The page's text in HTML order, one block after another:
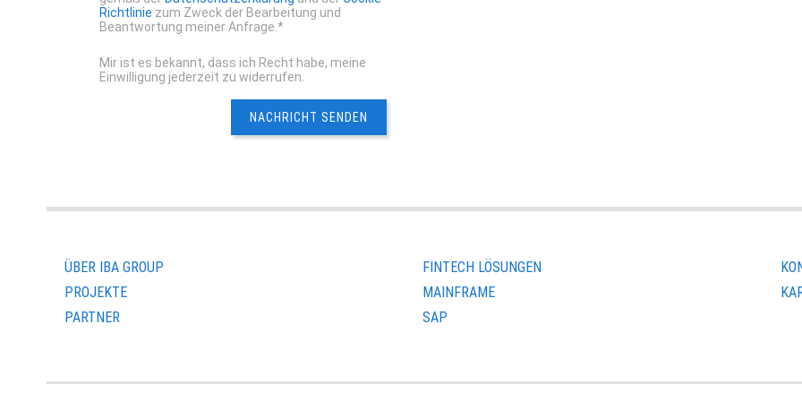
Richtlinie zum Zweck der Bearbeitung und
Beantwortung meiner Anfrage.*
Mir ist es bekannt, dass ich Recht habe, meine
Einwilligung jederzeit zu widerrufen.
ÜBER IBA GROUP
PROJEKTE
PARTNER
FINTECH LÖSUNGEN
MAINFRAME
SAP